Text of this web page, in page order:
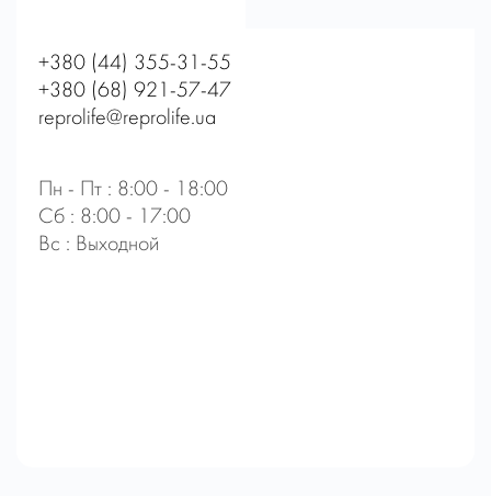
+380 (44) 355-31-55
+380 (68) 921-57-47
reprolife@reprolife.ua
Пн - Пт : 8:00 - 18:00
Сб : 8:00 - 17:00
Вс : Выходной